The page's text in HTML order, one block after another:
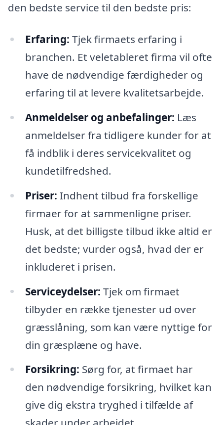
den bedste service til den bedste pris:
Erfaring: Tjek firmaets erfaring i
branchen. Et veletableret firma vil ofte
have de nødvendige færdigheder og
erfaring til at levere kvalitetsarbejde.
Anmeldelser og anbefalinger: Læs
anmeldelser fra tidligere kunder for at
få indblik i deres servicekvalitet og
kundetilfredshed.
Priser: Indhent tilbud fra forskellige
firmaer for at sammenligne priser.
Husk, at det billigste tilbud ikke altid er
det bedste; vurder også, hvad der er
inkluderet i prisen.
Serviceydelser: Tjek om firmaet
tilbyder en række tjenester ud over
græsslåning, som kan være nyttige for
din græsplæne og have.
Forsikring: Sørg for, at firmaet har
den nødvendige forsikring, hvilket kan
give dig ekstra tryghed i tilfælde af